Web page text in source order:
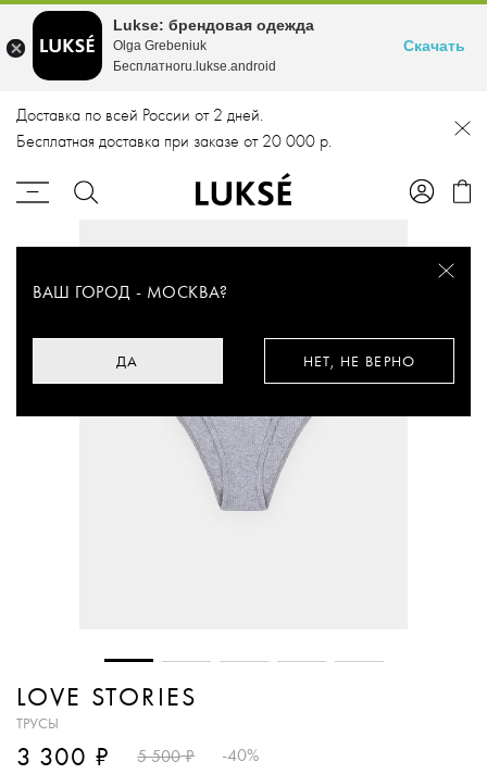
Доставка по всей России от 2 дней.
Бесплатная доставка при заказе от 20 000 р.
ВАШ ГОРОД - МОСКВА?
ДА НЕТ, НЕ ВЕРНО
LOVE STORIES
ТРУСЫ
3 300 ₽ 5 500₽ -40%
Lukse: брендовая одежда
Olga Grebeniuk
Бесплатноru.lukse.android
Скачать